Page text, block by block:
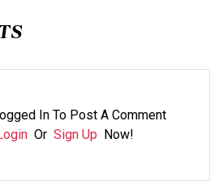
In To Post A Comment
Or Sign Up Now!